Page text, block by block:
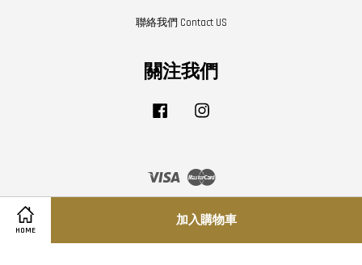
HOME
加入購物車
聯絡我們 Contact US
關注我們
Facebook
Visa Master